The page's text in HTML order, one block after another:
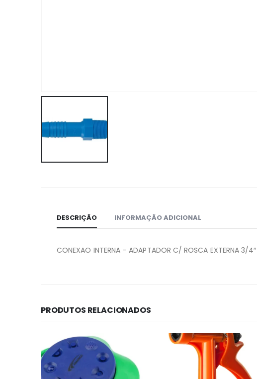
DESCRIÇÃO INFORMAÇÃO ADICIONAL
CONEXAO INTERNA – ADAPTADOR C/ ROSCA EXTERNA 3/
PRODUTOS RELACIONADOS